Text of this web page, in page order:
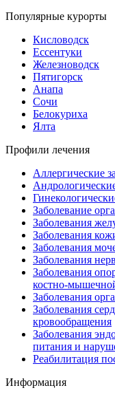
Популярные курорты
Кисловодск
Ессентуки
Железноводск
Пятигорск
Анапа
Сочи
Белокуриха
Ялта
Профили лечения
Аллергические
Заболевание
Заболевания
Заболевания
Заболевания
Заболевания
Заболевания
костно-
Заболевания
Заболевания
кровообращения
Заболевания
питания и
Реабилитация
Информация